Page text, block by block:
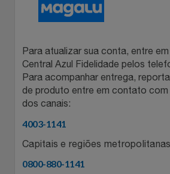
Perfumaria
Perfume
Perfumes
Relógios
Porto Brasil
Renner
Stanley Pmi
Para atualizar sua conta, entre
Central Azul Fidelidade pelos
Para acompanhar entrega,
de produto entre em contato
dos canais:
4003-1141
Capitais e regiões metropolitanas
0800-880-1141